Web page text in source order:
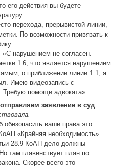
его действия вы будете
перехода, прерывистой линии,
По возможности привязать к
«С нарушением не согласен.
1.6, что является нарушением
о приближении линии 1.1, я
Имею видеозапись с
Требую помощи адвоката».
заявление в суд
обезопасить ваши права это
«Крайняя необходимость».
28.9 КоАП дело должны
там главенствует план по
Скорее всего это